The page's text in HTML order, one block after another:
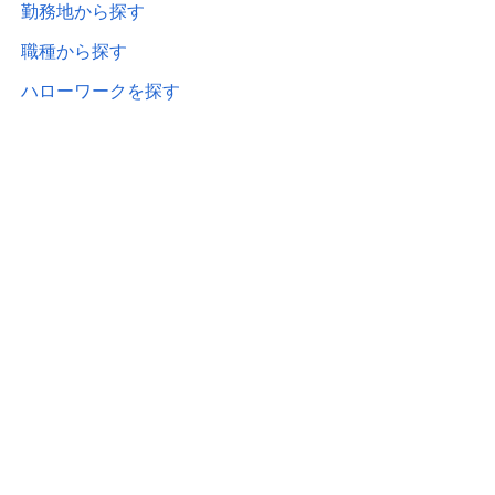
勤務地から探す
職種から探す
ハローワークを探す